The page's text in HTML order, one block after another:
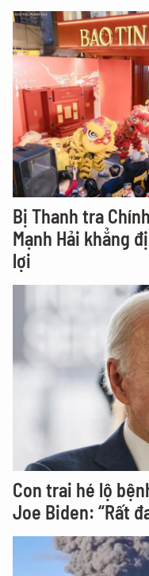
Bị Thanh tra
Mạnh Hải khẳng
lợi
Con trai hé lộ
Joe Biden: “Rất